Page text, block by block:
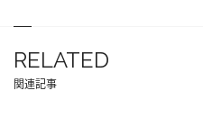
RELATED
関連記事